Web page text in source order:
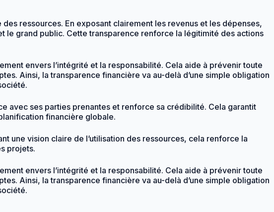
ressources. En exposant clairement les revenus et les dépenses,
le grand public. Cette transparence renforce la légitimité des actions
envers l’intégrité et la responsabilité. Cela aide à prévenir toute
Ainsi, la transparence financière va au-delà d’une simple obligation
avec ses parties prenantes et renforce sa crédibilité. Cela garantit
financière globale.
une vision claire de l’utilisation des ressources, cela renforce la
projets.
envers l’intégrité et la responsabilité. Cela aide à prévenir toute
Ainsi, la transparence financière va au-delà d’une simple obligation